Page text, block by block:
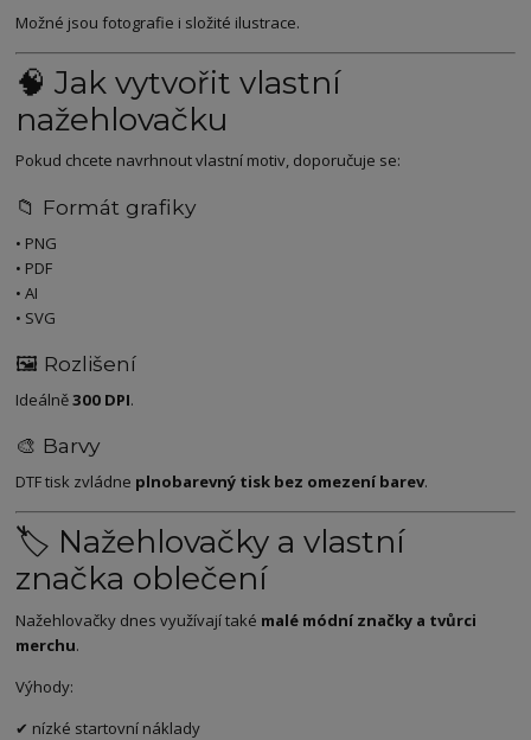
Možné jsou fotografie i složité ilustrace.
🧠 Jak vytvořit vlastní
nažehlovačku
Pokud chcete navrhnout vlastní motiv, doporučuje se:
📁 Formát grafiky
• PNG
• PDF
• AI
• SVG
🖼️ Rozlišení
Ideálně300 DPI.
🎨 Barvy
DTF tisk zvládne plnobarevný tisk bez omezení barev.
🏷️ Nažehlovačky a vlastní
značka oblečení
Nažehlovačky dnes využívají také malé módní značky a tvůrci
merchu.
Výhody:
✔ nízké startovní náklady